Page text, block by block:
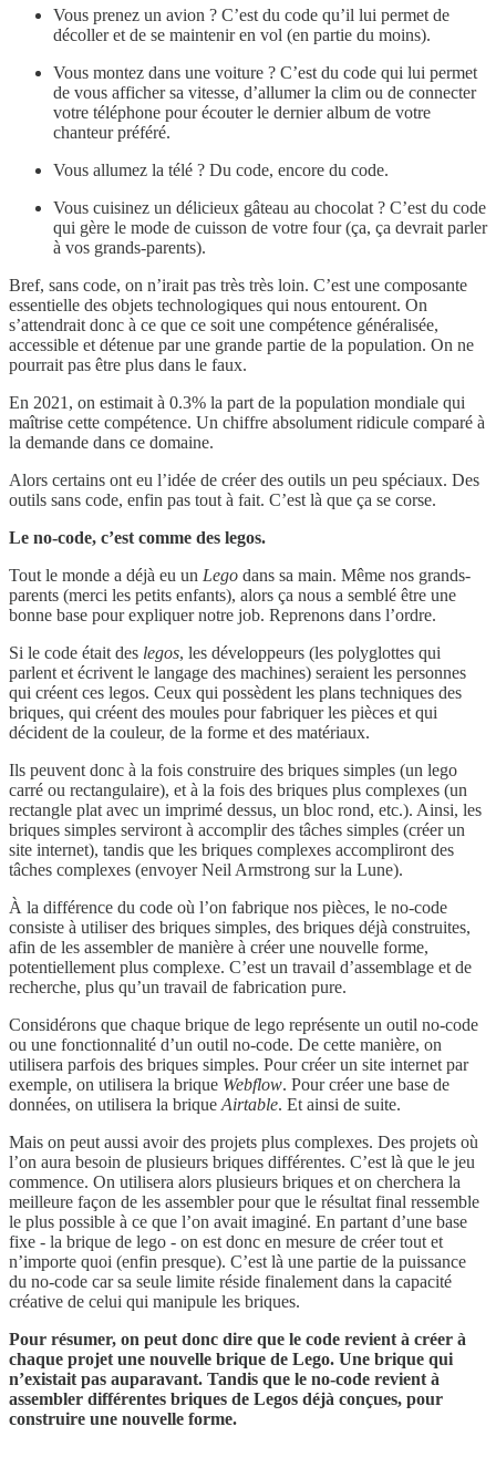
Vous prenez un avion ? C’est du code qu’il lui permet de
décoller et de se maintenir en vol (en partie du moins).
Vous montez dans une voiture ? C’est du code qui lui permet
de vous afficher sa vitesse, d’allumer la clim ou de connecter
votre téléphone pour écouter le dernier album de votre
chanteur préféré.
Vous allumez la télé ? Du code, encore du code.
Vous cuisinez un délicieux gâteau au chocolat ? C’est du code
qui gère le mode de cuisson de votre four (ça, ça devrait parler
à vos grands-parents).
Bref, sans code, on n’irait pas très très loin. C’est une composante
essentielle des objets technologiques qui nous entourent. On
s’attendrait donc à ce que ce soit une compétence généralisée,
accessible et détenue par une grande partie de la population. On ne
pourrait pas être plus dans le faux.
En 2021, on estimait à 0.3% la part de la population mondiale qui
maîtrise cette compétence. Un chiffre absolument ridicule comparé à
la demande dans ce domaine.
Alors certains ont eu l’idée de créer des outils un peu spéciaux. Des
outils sans code, enfin pas tout à fait. C’est là que ça se corse.
Le no-code, c’est comme des legos.
Tout le monde a déjà eu un Lego dans sa main. Même nos grands-
parents (merci les petits enfants), alors ça nous a semblé être une
bonne base pour expliquer notre job. Reprenons dans l’ordre.
Si le code était des legos, les développeurs (les polyglottes qui
parlent et écrivent le langage des machines) seraient les personnes
qui créent ces legos. Ceux qui possèdent les plans techniques des
briques, qui créent des moules pour fabriquer les pièces et qui
décident de la couleur, de la forme et des matériaux.
Ils peuvent donc à la fois construire des briques simples (un lego
carré ou rectangulaire), et à la fois des briques plus complexes (un
rectangle plat avec un imprimé dessus, un bloc rond, etc.). Ainsi, les
briques simples serviront à accomplir des tâches simples (créer un
site internet), tandis que les briques complexes accompliront des
tâches complexes (envoyer Neil Armstrong sur la Lune).
À la différence du code où l’on fabrique nos pièces, le no-code
consiste à utiliser des briques simples, des briques déjà construites,
afin de les assembler de manière à créer une nouvelle forme,
potentiellement plus complexe. C’est un travail d’assemblage et de
recherche, plus qu’un travail de fabrication pure.
Considérons que chaque brique de lego représente un outil no-code
ou une fonctionnalité d’un outil no-code. De cette manière, on
utilisera parfois des briques simples. Pour créer un site internet par
exemple, on utilisera la brique Webflow. Pour créer une base de
données, on utilisera la brique Airtable. Et ainsi de suite.
Mais on peut aussi avoir des projets plus complexes. Des projets où
l’on aura besoin de plusieurs briques différentes. C’est là que le jeu
commence. On utilisera alors plusieurs briques et on cherchera la
meilleure façon de les assembler pour que le résultat final ressemble
le plus possible à ce que l’on avait imaginé. En partant d’une base
fixe - la brique de lego - on est donc en mesure de créer tout et
n’importe quoi (enfin presque). C’est là une partie de la puissance
du no-code car sa seule limite réside finalement dans la capacité
créative de celui qui manipule les briques.
Pour résumer, on peut donc dire que le code revient à créer à
chaque projet une nouvelle brique de Lego. Une brique qui
n’existait pas auparavant. Tandis que le no-code revient à
assembler différentes briques de Legos déjà conçues, pour
construire une nouvelle forme.